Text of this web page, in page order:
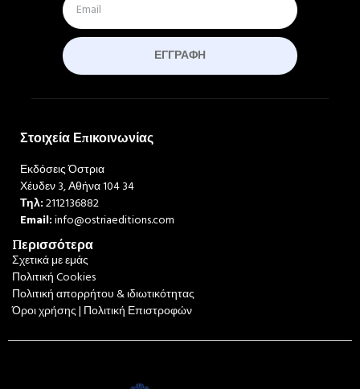
ΕΓΓΡΑΦΉ
Στοιχεία Επικοινωνίας
Εκδόσεις Όστρια
Χέυδεν 3, Αθήνα 104 34
Τηλ:2112136882
Email:info@ostriaeditions.com
Περισσότερα
Σχετικά με εμάς
Πολιτική Cookies
Πολιτική απορρήτου & ιδιωτικότητας
Όροι χρήσης | Πολιτική Επιστροφών